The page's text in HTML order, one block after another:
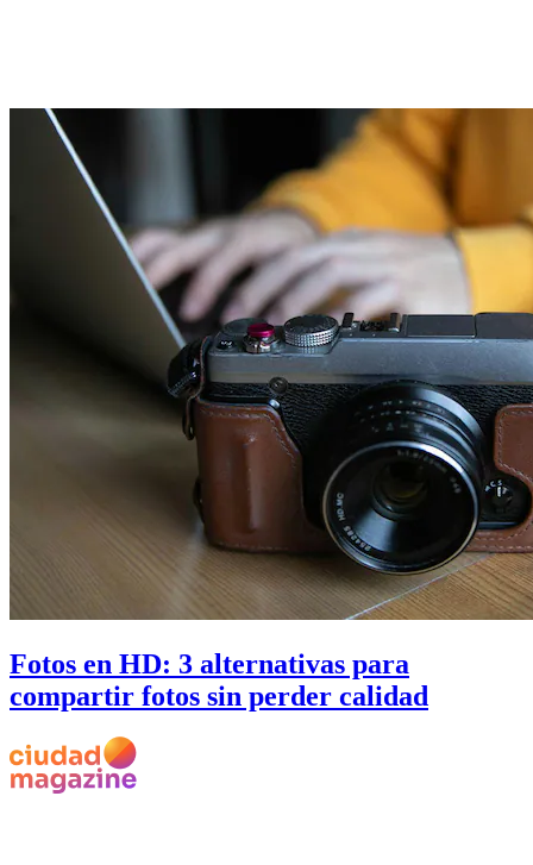
Fotos en HD: 3 alternativas para
compartir fotos sin perder calidad